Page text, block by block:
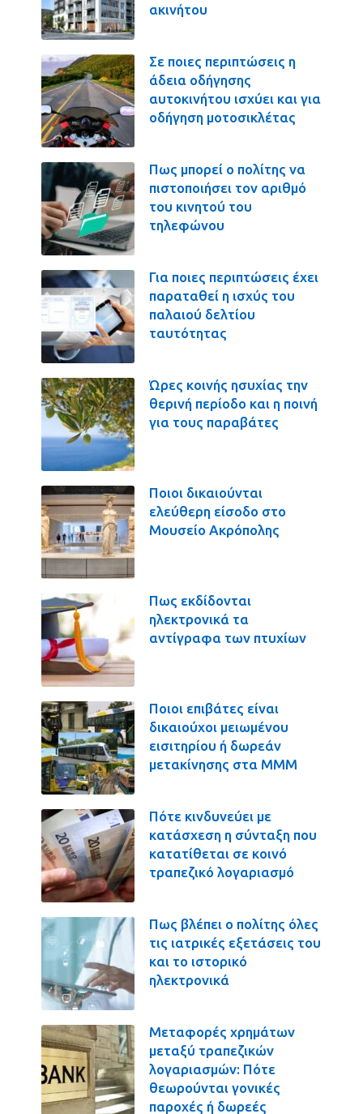
ακινήτου
Σε ποιες περιπτώσεις η
άδεια οδήγησης
αυτοκινήτου ισχύει και για
οδήγηση μοτοσικλέτας
Πως μπορεί ο πολίτης να
πιστοποιήσει τον αριθμό
του κινητού του
τηλεφώνου
Για ποιες περιπτώσεις έχει
παραταθεί η ισχύς του
παλαιού δελτίου
ταυτότητας
Ώρες κοινής ησυχίας την
θερινή περίοδο και η ποινή
για τους παραβάτες
Ποιοι δικαιούνται
ελεύθερη είσοδο στο
Μουσείο Ακρόπολης
Πως εκδίδονται
ηλεκτρονικά τα
αντίγραφα των πτυχίων
Ποιοι επιβάτες είναι
δικαιούχοι μειωμένου
εισιτηρίου ή δωρεάν
μετακίνησης στα ΜΜΜ
Πότε κινδυνεύει με
κατάσχεση η σύνταξη που
κατατίθεται σε κοινό
τραπεζικό λογαριασμό
Πως βλέπει ο πολίτης όλες
τις ιατρικές εξετάσεις του
και το ιστορικό
ηλεκτρονικά
Μεταφορές χρημάτων
μεταξύ τραπεζικών
λογαριασμών: Πότε
θεωρούνται γονικές
παροχές ή δωρεές